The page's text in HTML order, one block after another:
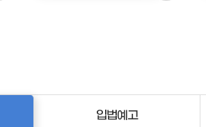
입법예고